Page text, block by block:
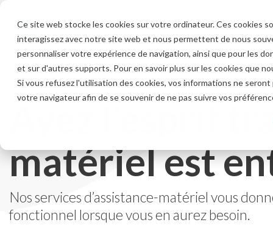
Ce site web stocke les cookies sur votre ordinateur. Ces cookies
interagissez avec notre site web et nous permettent de nous
personnaliser votre expérience de navigation, ainsi que pour les
et sur d'autres supports. Pour en savoir plus sur les cookies que
Si vous refusez l'utilisation des cookies, vos informations ne
votre navigateur afin de se souvenir de ne pas suivre vos
main
content.
Ayez l'esprit
matériel est
Nos services d’assistance-matériel vous
fonctionnel lorsque vous en aurez besoin.